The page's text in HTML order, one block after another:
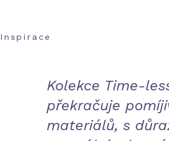
Kolekce Time-
překračuje
materiálů, s
Inspirace